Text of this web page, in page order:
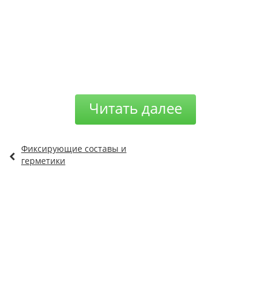
Читать далее
Фиксирующие составы и
герметики